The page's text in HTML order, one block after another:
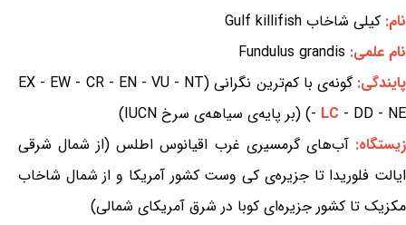
نام: کیلی شاخاب Gulf killifish
نام علمی: Fundulus grandis
پایندگی:
گونه‌ی با کم‌ترین نگرانی (EX - EW - CR - EN - VU - NT
- LC - DD - NE) (بر پایه‌ی سیاهه‌ی سرخ IUCN)
زیستگاه:آب‌های گرمسیری غرب اقیانوس اطلس (از شمال شرقی
ایالت فلوریدا تا جزیره‌ی کی وست کشور آمریکا و از شمال شاخاب
مکزیک تا کشور جزیره‌ای کوبا در شرق آمریکای شمالی)